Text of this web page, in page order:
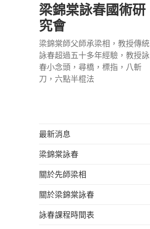
梁錦棠詠春國術研
究會
梁錦棠師父師承梁相，教授傳統
詠春超過五十多年經驗，教授詠
春小念頭，尋橋，標指，八斬
刀，六點半棍法
最新消息
梁錦棠詠春
關於先師梁相
關於梁錦棠詠春
詠春課程時間表